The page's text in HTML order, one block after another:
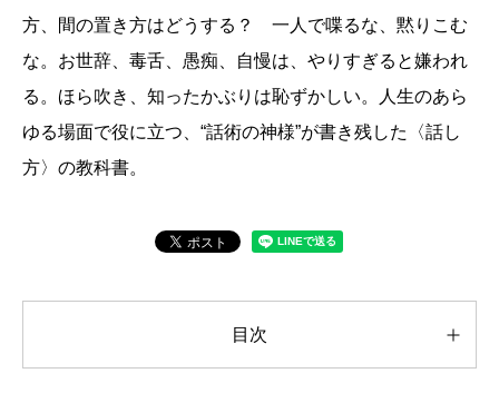
方、間の置き方はどうする？ 一人で喋るな、黙りこむ
な。お世辞、毒舌、愚痴、自慢は、やりすぎると嫌われ
る。ほら吹き、知ったかぶりは恥ずかしい。人生のあら
ゆる場面で役に立つ、“話術の神様”が書き残した〈話し
方〉の教科書。
目次